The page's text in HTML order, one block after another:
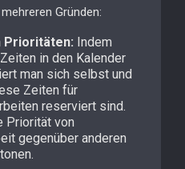
Gründen:
Prioritäten: Indem
in den Kalender
man sich selbst und
Zeiten für
reserviert sind.
Priorität von
gegenüber anderen